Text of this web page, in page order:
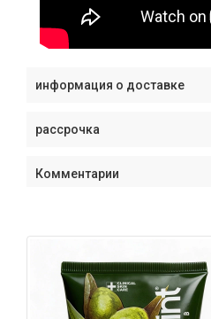
информация о доставке
рассрочка
Комментарии